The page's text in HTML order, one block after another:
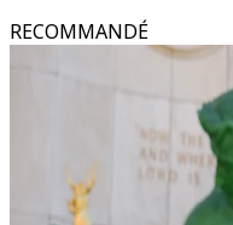
RECOMMANDÉ